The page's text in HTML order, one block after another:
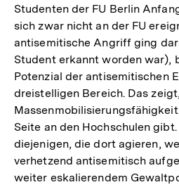
Studenten der FU Berlin
sich zwar nicht an der FU
antisemitische Angriff ging
Student erkannt worden war),
Potenzial der antisemitischen
dreistelligen Bereich. Das
Seite an den Hochschulen
diejenigen, die dort agieren,
verhetzend antisemitisch
weiter eskalierendem